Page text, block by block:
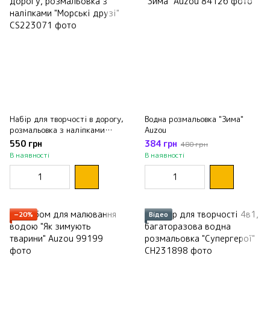
Набір для творчості в дорогу,
розмальовка з наліпками
"Морські друзі"
550 грн
В наявності
Водна розмальовка "Зима"
Auzou
384 грн 480 грн
В наявності
−20% Відео